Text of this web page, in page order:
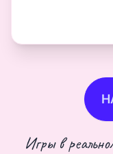
Игры в